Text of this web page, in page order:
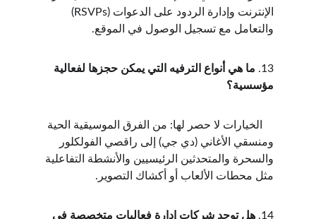
الإنترنت وإدارة الردود على الدعوات (RSVPs)
والتعامل مع تسجيل الوصول في الموقع.
13.
ما هي أنواع الترفيه التي يمكن حجزها لفعالية
مؤسسية؟
    الخيارات لا حصر لها: من الفرق الموسيقية الحية
ومنسقي الأغاني (دي جي) إلى راقصي الفولكلور
والسحرة والمتحدثين الرئيسيين والأنشطة التفاعلية
مثل محطات الألعاب أو أكشاك التصوير.
14. هل توجد شركات إدارة فعاليات متخصصة في